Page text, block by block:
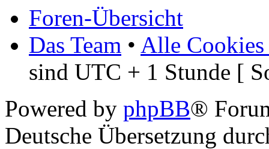
Foren-Übersicht
Das Team • Alle Cookies
sind UTC + 1 Stunde [
Powered by phpBB®
Deutsche Übersetzung